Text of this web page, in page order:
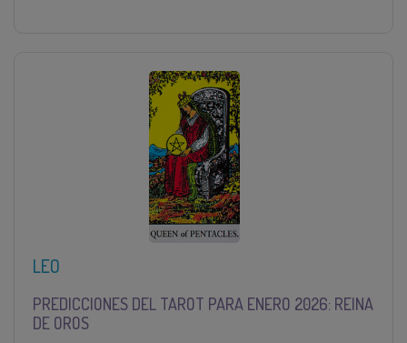
LEO
PREDICCIONES DEL TAROT PARA ENERO 2026: REINA
DE OROS